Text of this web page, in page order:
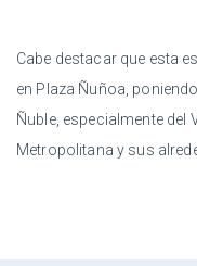
Cabe destacar que esta
en Plaza Ñuñoa,
Ñuble, especialmente del
Metropolitana y sus